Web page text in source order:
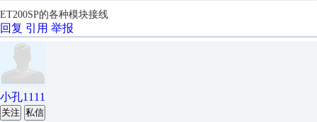
ET200SP的各种模块接线
回复 引用 举报
小孔1111
关注 私信